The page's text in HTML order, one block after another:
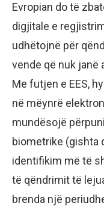
Evropian do të
digjitale e
udhëtojnë për
vende që nuk janë
Me futjen e EES,
në mëynrë
mundësojë
biometrike (gishta
identifikim më të
të qëndrimit të
brenda një